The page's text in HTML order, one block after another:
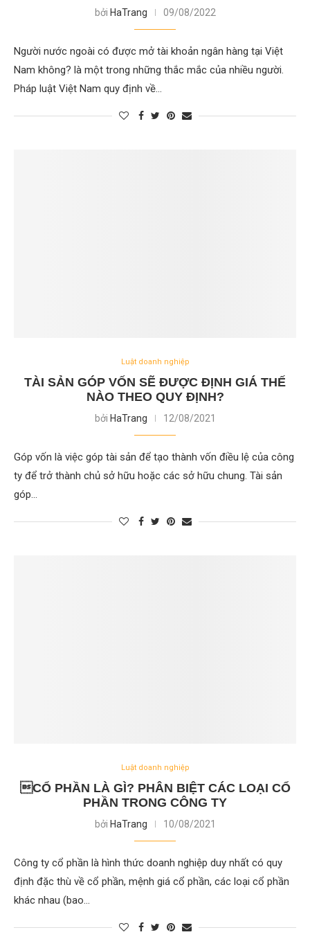
bởi HaTrang 09/08/2022
Người nước ngoài có được mở tài khoản ngân hàng tại Việt
Nam không? là một trong những thắc mắc của nhiều người.
Pháp luật Việt Nam quy định về…
Luật doanh nghiệp
TÀI SẢN GÓP VỐN SẼ ĐƯỢC ĐỊNH GIÁ THẾ
NÀO THEO QUY ĐỊNH?
bởi HaTrang 12/08/2021
Góp vốn là việc góp tài sản để tạo thành vốn điều lệ của công
ty để trở thành chủ sở hữu hoặc các sở hữu chung. Tài sản
góp…
Luật doanh nghiệp
CỔ PHẦN LÀ GÌ? PHÂN BIỆT CÁC LOẠI CỔ
PHẦN TRONG CÔNG TY
bởi HaTrang 10/08/2021
Công ty cổ phần là hình thức doanh nghiệp duy nhất có quy
định đặc thù về cổ phần, mệnh giá cổ phần, các loại cổ phần
khác nhau (bao…